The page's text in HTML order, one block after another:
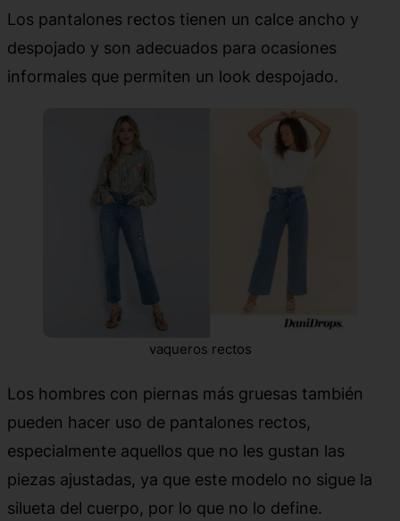
Los pantalones rectos tienen un calce ancho y
despojado y son adecuados para ocasiones
informales que permiten un look despojado.
vaqueros rectos
Los hombres con piernas más gruesas también
pueden hacer uso de pantalones rectos,
especialmente aquellos que no les gustan las
piezas ajustadas, ya que este modelo no sigue la
silueta del cuerpo, por lo que no lo define.